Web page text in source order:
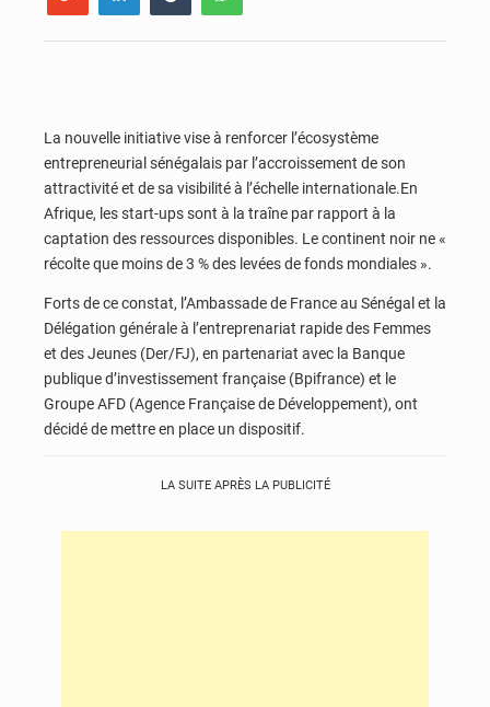
La nouvelle initiative vise à renforcer l’écosystème
entrepreneurial sénégalais par l’accroissement de son
attractivité et de sa visibilité à l’échelle internationale.En
Afrique, les start-ups sont à la traîne par rapport à la
captation des ressources disponibles. Le continent noir ne «
récolte que moins de 3 % des levées de fonds mondiales ».
Forts de ce constat, l’Ambassade de France au Sénégal et la
Délégation générale à l’entreprenariat rapide des Femmes
et des Jeunes (Der/FJ), en partenariat avec la Banque
publique d’investissement française (Bpifrance) et le
Groupe AFD (Agence Française de Développement), ont
décidé de mettre en place un dispositif.
LA SUITE APRÈS LA PUBLICITÉ